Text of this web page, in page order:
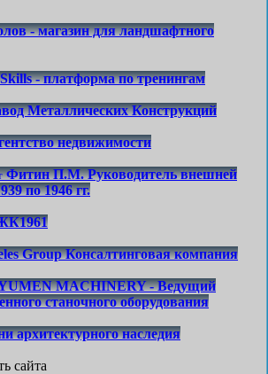
- магазин для ландшафтного
- платформа по тренингам
Металлических Конструкций
недвижимости
Фитин П.М. Руководитель внешней
по 1946 гг.
Group Консалтинговая компания
MACHINERY - Ведущий
станочного оборудования
архитектурного наследия
сайта